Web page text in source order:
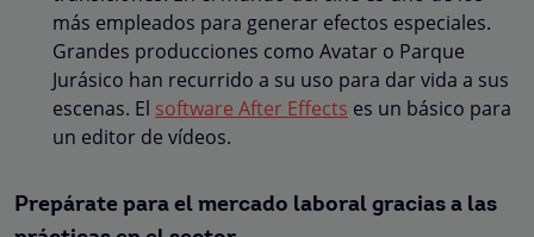
más empleados para generar efectos especiales.
Grandes producciones como Avatar o Parque
Jurásico han recurrido a su uso para dar vida a sus
escenas. El software After Effects es un básico para
un editor de vídeos.
Prepárate para el mercado laboral gracias a las